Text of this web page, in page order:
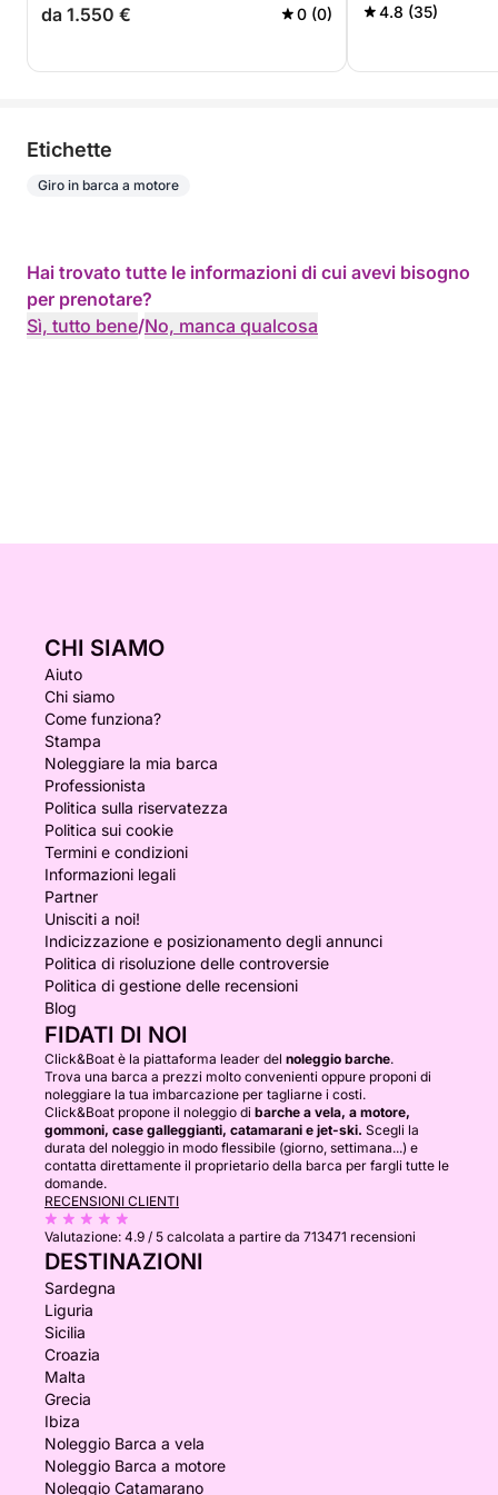
da 1.550 € 0 (0)
4.8 (35)
Etichette
Giro in barca a motore
Hai trovato tutte le informazioni di cui avevi bisogno
per prenotare?
Sì, tutto bene/No, manca qualcosa
CHI SIAMO
Aiuto
Chi siamo
Come funziona?
Stampa
Noleggiare la mia barca
Professionista
Politica sulla riservatezza
Politica sui cookie
Termini e condizioni
Informazioni legali
Partner
Unisciti a noi!
Indicizzazione e posizionamento degli annunci
Politica di risoluzione delle controversie
Politica di gestione delle recensioni
Blog
FIDATI DI NOI
Click&Boat è la piattaforma leader del noleggio barche.
Trova una barca a prezzi molto convenienti oppure proponi di
noleggiare la tua imbarcazione per tagliarne i costi.
Click&Boat propone il noleggio di barche a vela, a motore,
gommoni, case galleggianti, catamarani e jet-ski. Scegli la
durata del noleggio in modo flessibile (giorno, settimana...) e
contatta direttamente il proprietario della barca per fargli tutte le
domande.
RECENSIONI CLIENTI
Valutazione: 4.9 / 5 calcolata a partire da 713471 recensioni
DESTINAZIONI
Sardegna
Liguria
Sicilia
Croazia
Malta
Grecia
Ibiza
Noleggio Barca a vela
Noleggio Barca a motore
Noleggio Catamarano